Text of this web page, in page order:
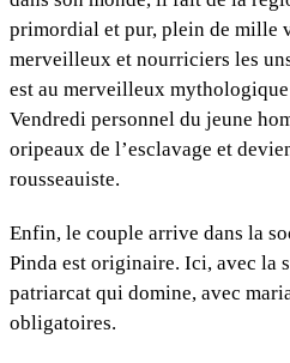
primordial et pur, plein de mille
merveilleux et nourriciers les
est au merveilleux
Vendredi personnel du jeune
oripeaux de l’esclavage et
rousseauiste.
Enfin, le couple arrive dans la
Pinda est originaire. Ici, avec la
patriarcat qui domine, avec
obligatoires.